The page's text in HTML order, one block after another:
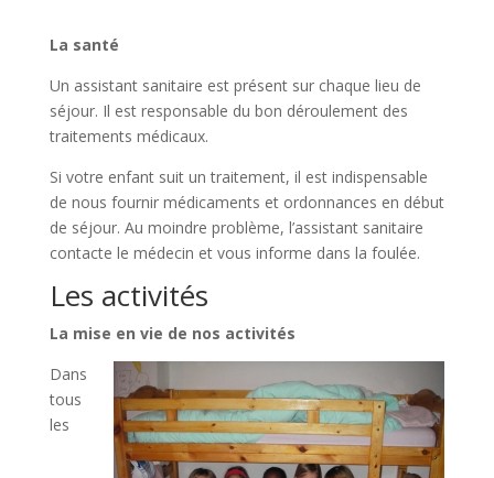
La santé
Un assistant sanitaire est présent sur chaque lieu de
séjour. Il est responsable du bon déroulement des
traitements médicaux.
Si votre enfant suit un traitement, il est indispensable
de nous fournir médicaments et ordonnances en début
de séjour. Au moindre problème, l’assistant sanitaire
contacte le médecin et vous informe dans la foulée.
Les activités
La mise en vie de nos activités
Dans
tous
les